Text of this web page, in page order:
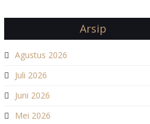
Arsip
Agustus 2026
Juli 2026
Juni 2026
Mei 2026